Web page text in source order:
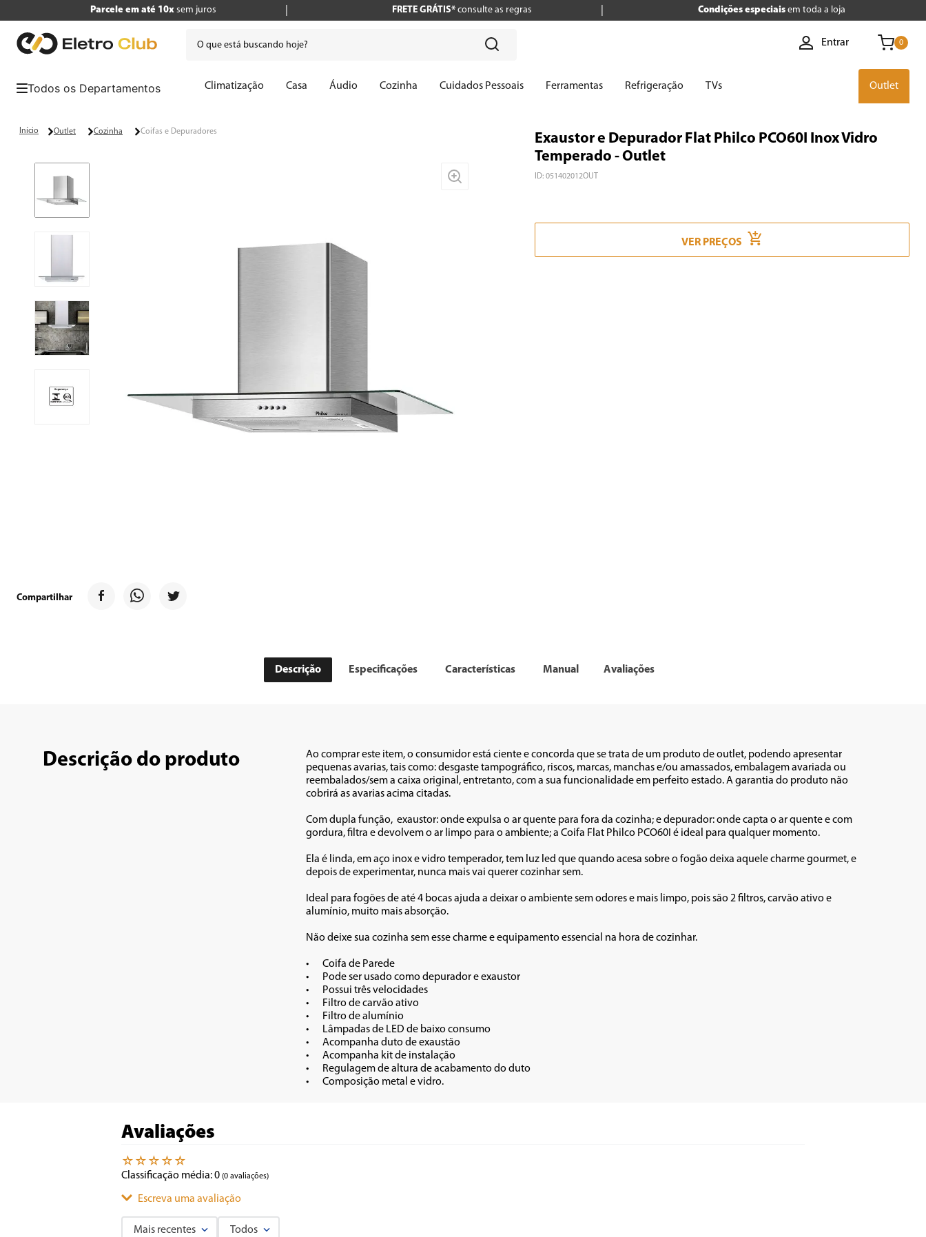
Parcele em até 10xsem juros FRETE GRÁTIS*consulte as regras Condições especiais em toda a loja
Entrar 0
Climatização Casa Áudio Cozinha Cuidados Pessoais Ferramentas Refrigeração TVs Outlet
Outlet Cozinha Coifas e Depuradores
Compartilhar
Exaustor e Depurador Flat Philco PCO60I Inox Vidro
Temperado - Outlet
ID: 051402012OUT
VER PREÇOS
Descrição Especificações Características Manual Avaliações
Descrição do produto
Ao comprar este item, o consumidor está ciente e concorda que se trata de um produto de outlet, podendo apresentar
pequenas avarias, tais como: desgaste tampográfico, riscos, marcas, manchas e/ou amassados, embalagem avariada ou
reembalados/sem a caixa original, entretanto, com a sua funcionalidade em perfeito estado. A garantia do produto não
cobrirá as avarias acima citadas.
Com dupla função,  exaustor: onde expulsa o ar quente para fora da cozinha; e depurador: onde capta o ar quente e com
gordura, filtra e devolvem o ar limpo para o ambiente; a Coifa Flat Philco PCO60I é ideal para qualquer momento.
Ela é linda, em aço inox e vidro temperador, tem luz led que quando acesa sobre o fogão deixa aquele charme gourmet, e
depois de experimentar, nunca mais vai querer cozinhar sem.
Ideal para fogões de até 4 bocas ajuda a deixar o ambiente sem odores e mais limpo, pois são 2 filtros, carvão ativo e
alumínio, muito mais absorção.
Não deixe sua cozinha sem esse charme e equipamento essencial na hora de cozinhar.
•	Coifa de Parede
•	Pode ser usado como depurador e exaustor
•	Possui três velocidades
•	Filtro de carvão ativo
•	Filtro de alumínio
•	Lâmpadas de LED de baixo consumo
•	Acompanha duto de exaustão
•	Acompanha kit de instalação
•	Regulagem de altura de acabamento do duto
•	Composição metal e vidro.
Avaliações
☆ ☆ ☆ ☆ ☆
Classificação média: 0 (0 avaliações)
Escreva uma avaliação
Mais recentes Todos